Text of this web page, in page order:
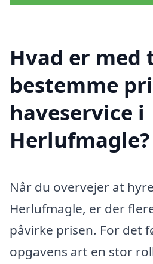
Hvad er med
bestemme
haveservice i
Herlufmagle?
Når du overvejer at
Herlufmagle, er der
påvirke prisen. For det
opgavens art en stor